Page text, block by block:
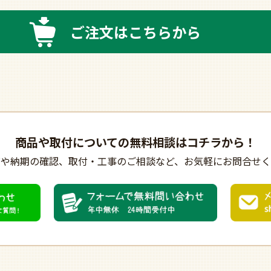
ご注文はこちらから
商品や取付についての無料相談はコチラから！
納期の確認、 取付・工事のご相談など、 お気軽にお問合せ